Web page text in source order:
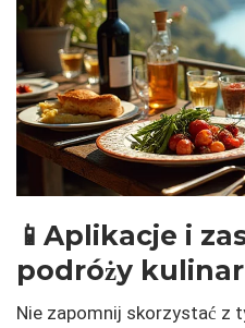
📱Aplikacje i
podróży
Nie zapomnij skorzystać z